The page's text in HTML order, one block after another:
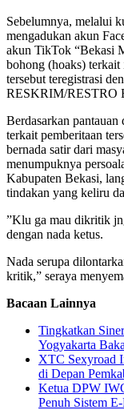
Sebelumnya, melalui
mengadukan akun
akun TikTok “Bekasi
bohong (hoaks)
tersebut teregistrasi
RESKRIM/RESTRO
​Berdasarkan
terkait pemberitaan
bernada satir dari
menumpuknya
Kabupaten Bekasi,
tindakan yang keliru
​”Klu ga mau dikritik
dengan nada ketus.
​Nada serupa
kritik,” seraya
Bacaan Lainnya
Tingkatkan
Yogyakarta
XTC Sexyroad
di Depan
Ketua DPW
Penuh Sistem